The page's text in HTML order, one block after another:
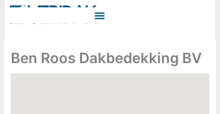
Ben Roos Dakbedekking BV